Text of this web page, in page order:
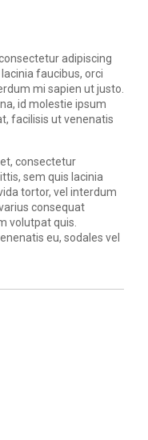
adipiscing
faucibus, orci
mi sapien ut justo.
id molestie ipsum
facilisis ut venenatis
consectetur
sem quis lacinia
tortor, vel interdum
consequat
volutpat quis.
eu, sodales vel